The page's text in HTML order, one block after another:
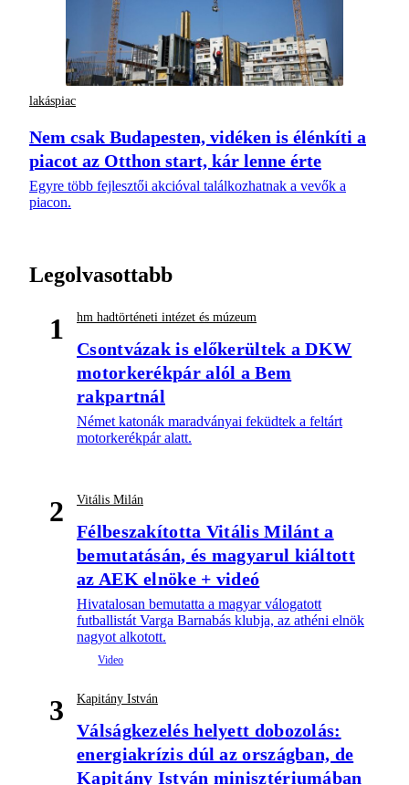
lakáspiac
Nem csak Budapesten, vidéken is élénkíti a
piacot az Otthon start, kár lenne érte
Egyre több fejlesztői akcióval találkozhatnak a vevők a
piacon.
Legolvasottabb
1 hm hadtörténeti intézet és múzeum
Csontvázak is előkerültek a DKW
motorkerékpár alól a Bem
rakpartnál
Német katonák maradványai feküdtek a feltárt
motorkerékpár alatt.
2 Vitális Milán
Félbeszakította Vitális Milánt a
bemutatásán, és magyarul kiáltott
az AEK elnöke + videó
Hivatalosan bemutatta a magyar válogatott
futballistát Varga Barnabás klubja, az athéni elnök
nagyot alkotott.
3 Kapitány István
Válságkezelés helyett dobozolás:
energiakrízis dúl az országban, de
Kapitány István minisztériumában